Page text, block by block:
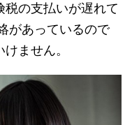
税の支払いが遅れて
があっているので
ません。